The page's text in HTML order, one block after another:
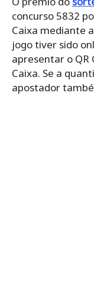
concurso 5832
Caixa mediante
jogo tiver sido
apresentar o QR
Caixa. Se a
apostador